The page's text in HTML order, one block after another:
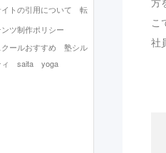
こ
社
トの引用について
転
ツ制作ポリシー
ールおすすめ
塾シル
saita
yoga